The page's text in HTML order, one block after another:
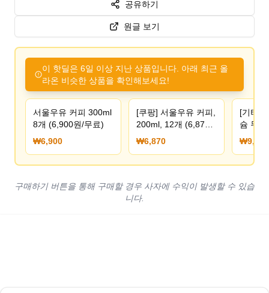
공유하기
원글 보기
이 핫딜은 6일 이상 지난 상품입니다. 아래 최근 올
라온 비슷한 상품을 확인해보세요!
서울우유 커피 300ml
8개 (6,900원/무료)
₩6,900
[쿠팡] 서울우유 커피,
200ml, 12개 (6,870
원) (로켓프레쉬무료)
₩6,870
[기타]
슘 무
유
(9,800
₩9,800
구매하기 버튼을 통해 구매할 경우 사자에 수익이 발생할 수 있습
니다.